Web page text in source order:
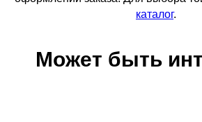
каталог.
Может быть